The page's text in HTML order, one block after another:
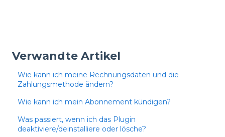
Verwandte Artikel
Wie kann ich meine Rechnungsdaten und die
Zahlungsmethode ändern?
Wie kann ich mein Abonnement kündigen?
Was passiert, wenn ich das Plugin
deaktiviere/deinstalliere oder lösche?